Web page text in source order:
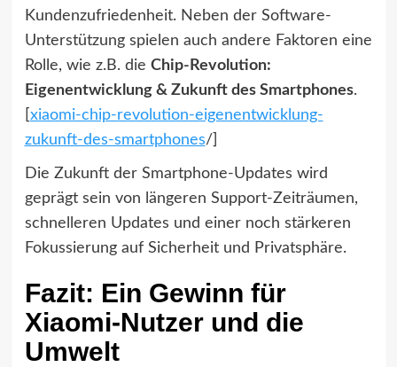
Kundenzufriedenheit. Neben der Software-
Unterstützung spielen auch andere Faktoren eine
Rolle, wie z.B. die Chip-Revolution:
Eigenentwicklung & Zukunft des Smartphones.
xiaomi-chip-revolution-eigenentwicklung-
zukunft-des-smartphones/]
Die Zukunft der Smartphone-Updates wird
geprägt sein von längeren Support-Zeiträumen,
schnelleren Updates und einer noch stärkeren
Fokussierung auf Sicherheit und Privatsphäre.
Fazit: Ein Gewinn für
Xiaomi-Nutzer und die
Umwelt